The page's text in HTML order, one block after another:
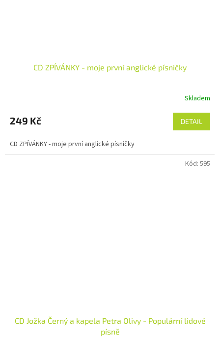
CD ZPÍVÁNKY - moje první anglické písničky
Skladem
249 Kč DETAIL
CD ZPÍVÁNKY - moje první anglické písničky
CD Jožka Černý a kapela Petra Olivy - Populární lidové
písně
Kód: 595